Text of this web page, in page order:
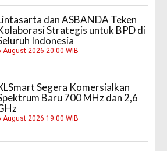
dan ASBANDA Teken
Strategis untuk BPD di
Indonesia
August 2026 20:00 WIB
Segera Komersialkan
Baru 700 MHz dan 2,6
August 2026 19:00 WIB